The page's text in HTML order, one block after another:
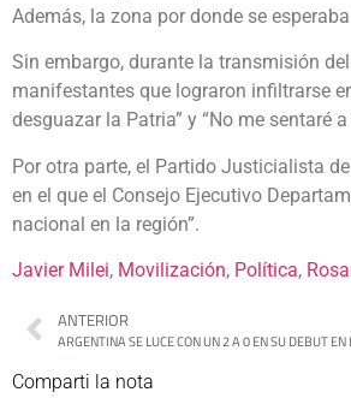
Además, la zona por donde se
Sin embargo, durante la transmisión
manifestantes que lograron infiltrarse
desguazar la Patria” y “No me sentaré
Por otra parte, el Partido Justicialista
en el que el Consejo Ejecutivo
nacional en la región”.
Javier Milei, Movilización, Política,
ANTERIOR
ARGENTINA SE LUCE CON UN 2 A 0 EN SU DEBUT
Comparti la nota